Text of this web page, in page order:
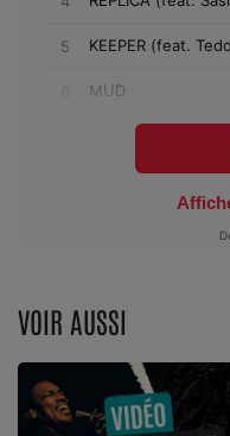
Dossier de Presse
Se connecter
VOIR AUSSI